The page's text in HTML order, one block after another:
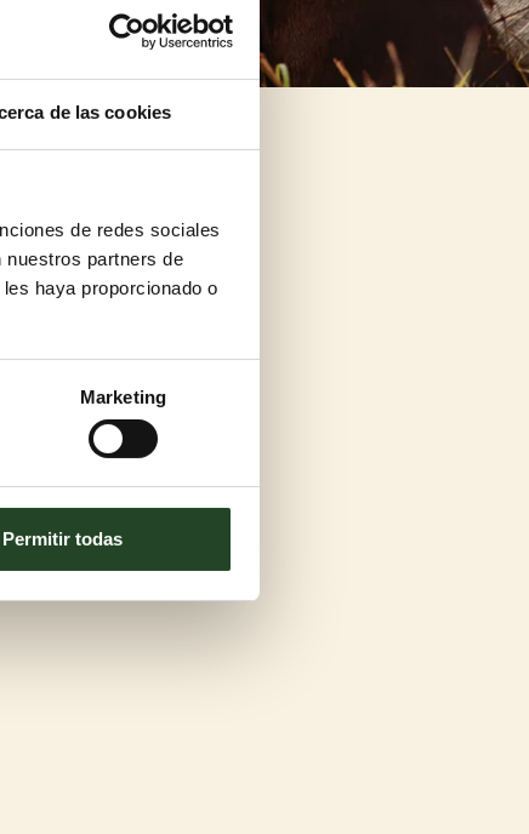
de las cookies
de redes sociales
nuestros partners de
haya proporcionado o
Marketing
Permitir todas